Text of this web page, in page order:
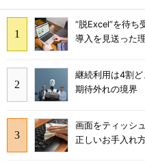
“脱Excel”を待
導入を見送った
継続利用は4割
期待外れの境界
画面をティッシ
正しいお手入れ